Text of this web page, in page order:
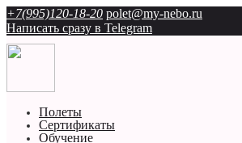
+7(995)120-18-20 polet@my-nebo.ru
Написать сразу в Telegram
Полеты
Сертификаты
Обучение